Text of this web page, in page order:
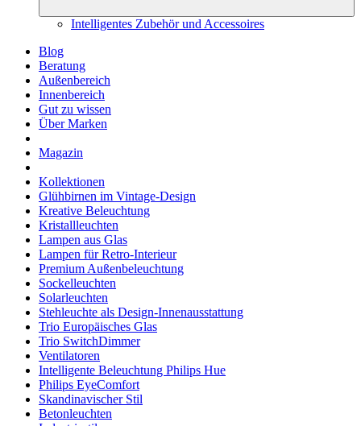
Intelligentes Zubehör und Accessoires
Blog
Beratung
Außenbereich
Innenbereich
Gut zu wissen
Über Marken
Magazin
Kollektionen
Glühbirnen im Vintage-Design
Kreative Beleuchtung
Kristallleuchten
Lampen aus Glas
Lampen für Retro-Interieur
Premium Außenbeleuchtung
Sockelleuchten
Solarleuchten
Stehleuchte als Design-Innenausstattung
Trio Europäisches Glas
Trio SwitchDimmer
Ventilatoren
Intelligente Beleuchtung Philips Hue
Philips EyeComfort
Skandinavischer Stil
Betonleuchten